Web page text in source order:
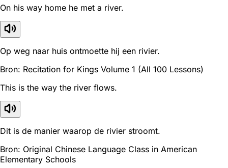
On his way home he met a river.
Op weg naar huis ontmoette hij een rivier.
Bron: Recitation for Kings Volume 1 (All 100 Lessons)
This is the way the river flows.
Dit is de manier waarop de rivier stroomt.
Bron: Original Chinese Language Class in American
Elementary Schools